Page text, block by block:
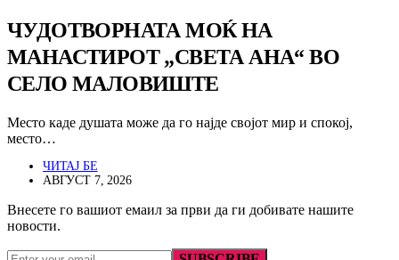
ЧУДОТВОРНАТА МОЌ НА
МАНАСТИРОТ „СВЕТА АНА“ ВО
СЕЛО МАЛОВИШТЕ
Место каде душата може да го најде својот мир и спокој,
место…
ЧИТАЈ БЕ
АВГУСТ 7, 2026
Внесете го вашиот емаил за први да ги добивате нашите
новости.